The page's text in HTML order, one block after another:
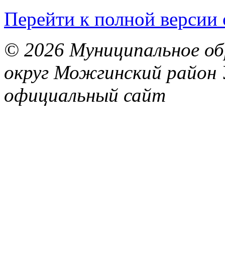
Перейти к полной версии
© 2026 Муниципальное
округ Можгинский район
официальный сайт